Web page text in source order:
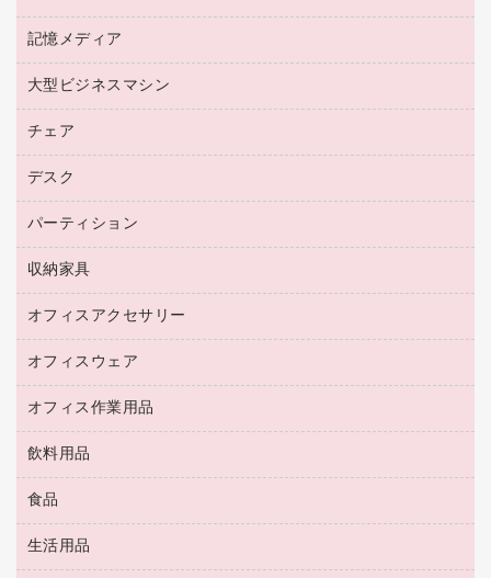
プリンタ用リボン
トナーカートリッジ
コピートナー
インクカートリッジ
ワープロ用紙
ラベル用紙
プロッター用紙
ハガキ用紙
その他コピー用紙・プリンタ用紙
コピー用紙
インクジェットプリンタ用紙
マウスパッド
マウス
パソコンバッグ／収納用品
ネットワーク／ＬＡＮ機器
ネットワーク／ＬＡＮアクセサリー
セキュリティ用品
スマートフォン／モバイル周辺機器
ＵＳＢハブ／ＵＳＢアクセサリー
ＯＡフィルター
ＯＡクリーナー／エアダスター
ＨＤＤ／ＳＳＤ
ディスプレイモニター
電話機
レーザープリンタ／複合機
メモリーカード
プロジェクタ
ファクシミリ
デジタルカメラ
スキャナー
コピー機
インクジェットプリンタ／複合機
記憶メディア
ブルーレイディスク
ＣＤ－ＲＷ
ＣＤ－Ｒ
メディア収納用品
大型ビジネスマシン
プリンタ
チェア
応接イス・ベンチ
オフィスチェア
デスク
ミーティングテーブル
デスク
カウンター
パーティション
ホワイトボード・黒板
収納家具
保管庫・書庫
ロッカー・下駄箱
その他収納
オフィスアクセサリー
オフィスアクセサリー
オフィスウェア
医療・介護・ワーキングウェア
ブラウス・シャツ
アウター
オフィス作業用品
養生用品
防災用備蓄食品・飲料
台車・脚立
飲料用品
緑茶飲料
茶葉・インスタント
紅茶・バラエティ飲料
食品
食品
生活用品